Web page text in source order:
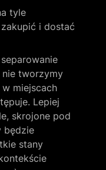
tyle
i dostać
nie tworzymy
miejscach
Lepiej
skrojone pod
będzie
stany